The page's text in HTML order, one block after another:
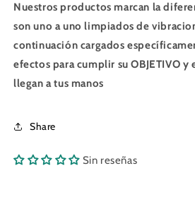
Nuestros productos marcan la
son uno a uno limpiados de
continuación cargados
efectos para cumplir su OBJETIVO y
llegan a tus manos
Share
Sin reseñas